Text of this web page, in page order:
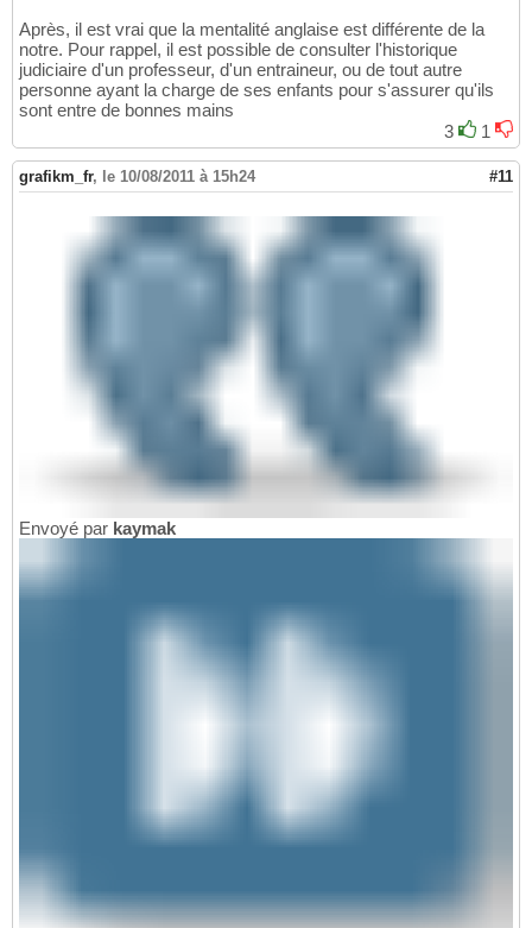
Après, il est vrai que la mentalité anglaise est différente de la
notre. Pour rappel, il est possible de consulter l'historique
judiciaire d'un professeur, d'un entraineur, ou de tout autre
personne ayant la charge de ses enfants pour s'assurer qu'ils
sont entre de bonnes mains
3
1
grafikm_fr, le 10/08/2011 à 15h24 #11
Envoyé par kaymak